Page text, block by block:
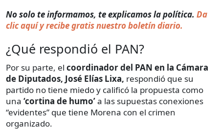
No solo te informamos, te explicamos la política. Da
clic aquí y recibe gratis nuestro boletín diario.
¿Qué respondió el PAN?
Por su parte, el coordinador del PAN en la Cámara
de Diputados, José Elías Lixa, respondió que su
partido no tiene miedo y calificó la propuesta como
una ‘cortina de humo’a las supuestas conexiones
“evidentes” que tiene Morena con el crimen
organizado.